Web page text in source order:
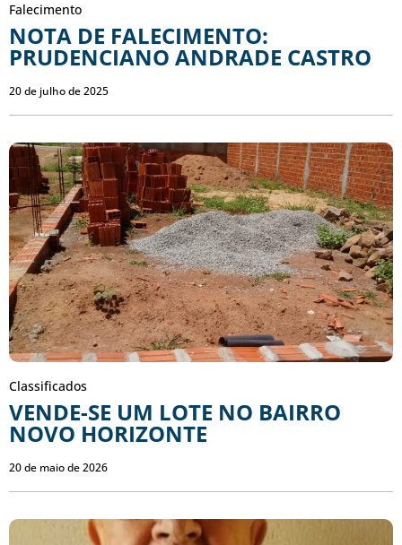
Falecimento
NOTA DE FALECIMENTO:
PRUDENCIANO ANDRADE CASTRO
20 de julho de 2025
Classificados
VENDE-SE UM LOTE NO BAIRRO
NOVO HORIZONTE
20 de maio de 2026